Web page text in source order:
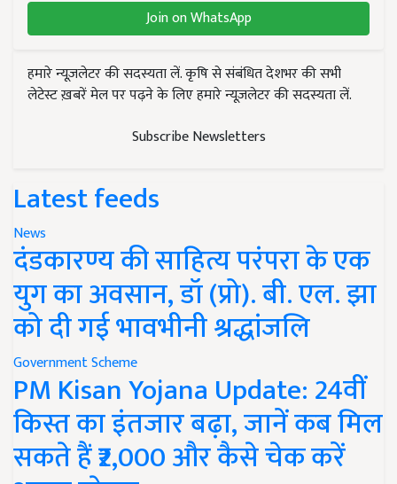
Join on WhatsApp
हमारे न्यूज़लेटर की सदस्यता लें. कृषि से संबंधित देशभर की सभी
लेटेस्ट ख़बरें मेल पर पढ़ने के लिए हमारे न्यूज़लेटर की सदस्यता लें.
Subscribe Newsletters
Latest feeds
News
दंडकारण्य की साहित्य परंपरा के एक
युग का अवसान, डॉ (प्रो). बी. एल. झा
को दी गई भावभीनी श्रद्धांजलि
Government Scheme
PM Kisan Yojana Update: 24वीं
किस्त का इंतजार बढ़ा, जानें कब मिल
सकते हैं ₹2,000 और कैसे चेक करें